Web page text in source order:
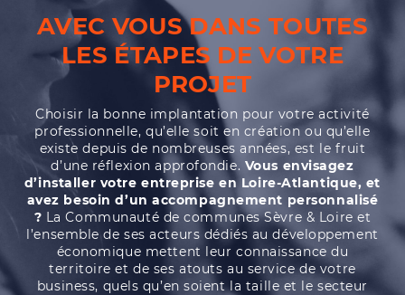
AVEC VOUS DANS TOUTES
LES ÉTAPES DE VOTRE
PROJET
Choisir la bonne implantation pour votre activité
professionnelle, qu’elle soit en création ou qu’elle
existe depuis de nombreuses années, est le fruit
d’une réflexion approfondie. Vous envisagez
d’installer votre entreprise en Loire-Atlantique, et
avez besoin d’un accompagnement personnalisé
? La Communauté de communes Sèvre & Loire et
l’ensemble de ses acteurs dédiés au développement
économique mettent leur connaissance du
territoire et de ses atouts au service de votre
business, quels qu’en soient la taille et le secteur